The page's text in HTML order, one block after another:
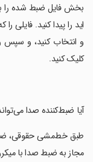
‏بخش فایل ضبط شده را
اید را پیدا کنید. فایلی
و انتخاب کنید، و
کلیک کنید.
‏آیا ضبط‌کننده صدا
‏طبق خط‌مشی حقوقی،
مجاز به ضبط صدا با